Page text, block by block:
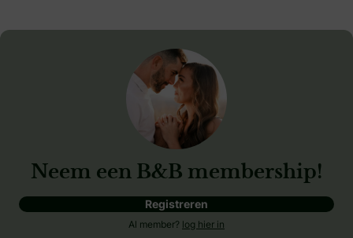
Neem een B&B membership!
Registreren
Al member? log hier in